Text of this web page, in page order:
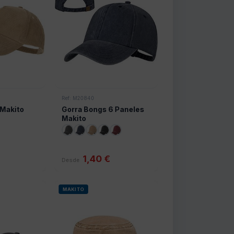
Ref: M20840
Gorra Bongs 6 Paneles
Makito
Desde 1,40 €
MAKITO